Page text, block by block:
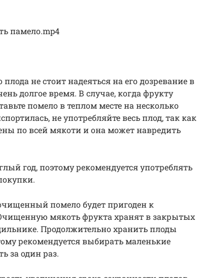
памело.mp4
не стоит надеяться на его дозревание в
долгое время. В случае, когда фрукту
помело в теплом месте на несколько
не употребляйте весь плод, так как
по всей мякоти и она может навредить
год, поэтому рекомендуется употреблять
помело будет пригоден к
мякоть фрукта хранят в закрытых
Продолжительно хранить плоды
рекомендуется выбирать маленькие
за один раз.